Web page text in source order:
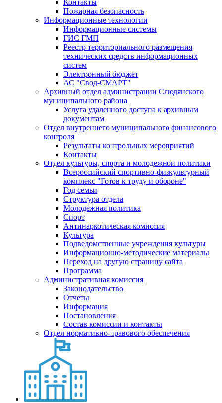
Контакты
Пожарная безопасность
Информационные технологии
Информационные системы
ГИС ГМП
Реестр территориального размещения
технических средств информационных
систем
Электронный бюджет
АС "Свод-СМАРТ"
Архивный отдел администрации Слюдянского
муниципального района
Услуга удаленного доступа к архивным
документам
Отдел внутреннего муниципального финансового
контроля
Результаты контрольных мероприятий
Контакты
Отдел культуры, спорта и молодежной политики
Всероссийский спортивно-физкультурный
комплекс "Готов к труду и обороне"
Год семьи
Структура отдела
Молодежная политика
Спорт
Антинаркотическая комиссия
Культура
Подведомственные учреждения культуры
Информационно-методические материалы
Переход на другую страницу сайта
Программа
Административная комиссия
Законодательство
Отчеты
Информация
Постановления
Состав комиссии и контакты
Отдел нормативно-правового обеспечения